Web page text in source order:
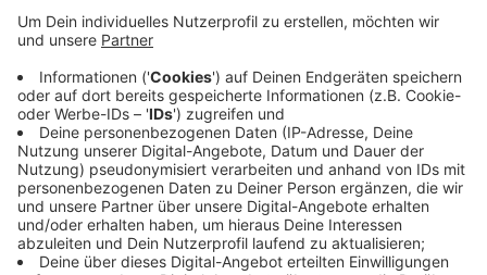
Zwar seien dem Gesundheitsamt sieben neue Fälle
gemeldet worden. Gleichzeitig gelten aber auch
sieben Mönchengladbacher als wieder gesund. 24
Testergebnisse stehen demnach noch aus. 424
Menschen aus unserer Stadt stehen unter Quarantäne,
fünf von ihnen werden im Krankenhaus behandelt. Die
Zahl der Neuerkrankungen der vergangenen sieben
Tage pro 100.000 Einwohner liegt laut RKI heute bei